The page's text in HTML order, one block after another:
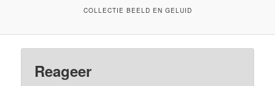
COLLECTIE BEELD EN GELUID
Reageer